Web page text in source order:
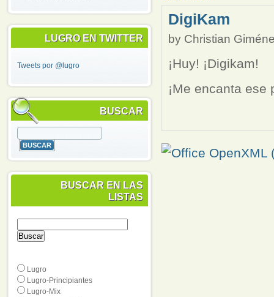
LUGRO EN TWITTER
Tweets por @lugro
BUSCAR
BUSCAR EN LAS
LISTAS
Lugro
Lugro-Principiantes
Lugro-Mix
DigiKam
by Christian
¡Huy! ¡Digikam!
¡Me encanta ese